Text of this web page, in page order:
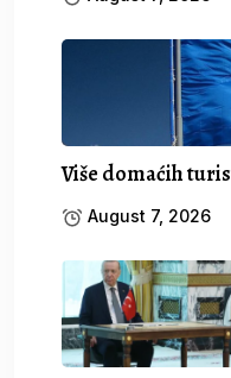
Više domaćih
August 7, 2026